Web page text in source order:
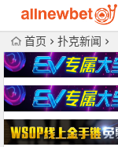
首页 扑克新闻